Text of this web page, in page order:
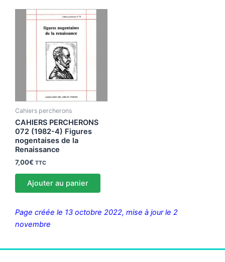
Cahiers percherons
CAHIERS PERCHERONS
072 (1982-4) Figures
nogentaises de la
Renaissance
7,00€ TTC
Ajouter au panier
Page créée le 13 octobre 2022, mise à jour le 2
novembre